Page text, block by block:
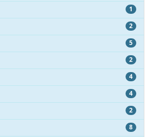
1
2
5
2
4
4
2
8